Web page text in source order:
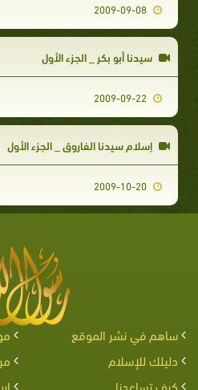
سيدنا أبو بكر _ الجزء الأول
إسلام سيدنا الفاروق _ الجزء الأول
ساهم في نشر الموقع
دليلك للإسلام
كيف تساعدنا